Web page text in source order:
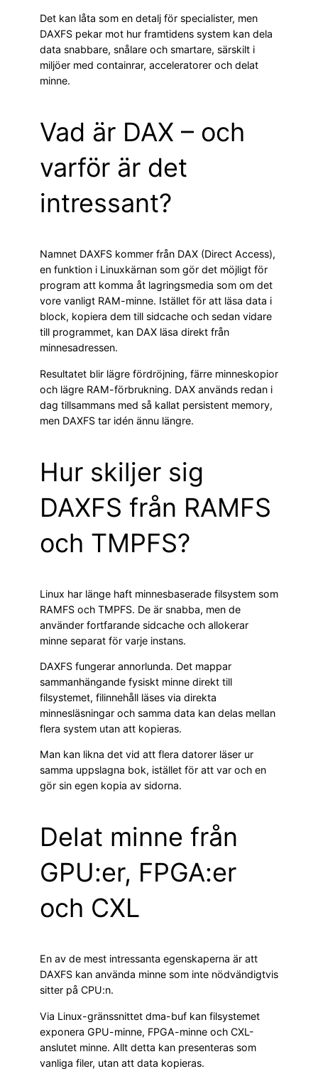
Det kan låta som en detalj för specialister, men
DAXFS pekar mot hur framtidens system kan dela
data snabbare, snålare och smartare, särskilt i
miljöer med containrar, acceleratorer och delat
minne.
Vad är DAX – och
varför är det
intressant?
Namnet DAXFS kommer från DAX (Direct Access),
en funktion i Linuxkärnan som gör det möjligt för
program att komma åt lagringsmedia som om det
vore vanligt RAM-minne. Istället för att läsa data i
block, kopiera dem till sidcache och sedan vidare
till programmet, kan DAX läsa direkt från
minnesadressen.
Resultatet blir lägre fördröjning, färre minneskopior
och lägre RAM-förbrukning. DAX används redan i
dag tillsammans med så kallat persistent memory,
men DAXFS tar idén ännu längre.
Hur skiljer sig
DAXFS från RAMFS
och TMPFS?
Linux har länge haft minnesbaserade filsystem som
RAMFS och TMPFS. De är snabba, men de
använder fortfarande sidcache och allokerar
minne separat för varje instans.
DAXFS fungerar annorlunda. Det mappar
sammanhängande fysiskt minne direkt till
filsystemet, filinnehåll läses via direkta
minnesläsningar och samma data kan delas mellan
flera system utan att kopieras.
Man kan likna det vid att flera datorer läser ur
samma uppslagna bok, istället för att var och en
gör sin egen kopia av sidorna.
Delat minne från
GPU:er, FPGA:er
och CXL
En av de mest intressanta egenskaperna är att
DAXFS kan använda minne som inte nödvändigtvis
sitter på CPU:n.
Via Linux-gränssnittet dma-buf kan filsystemet
exponera GPU-minne, FPGA-minne och CXL-
anslutet minne. Allt detta kan presenteras som
vanliga filer, utan att data kopieras.